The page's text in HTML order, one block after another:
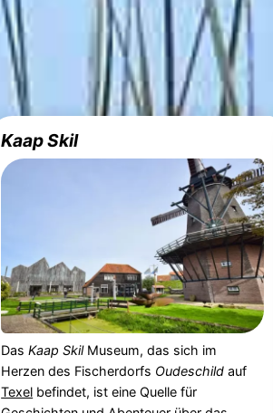
Kaap Skil
DasKaap SkilMuseum, das sich im
Herzen des Fischerdorfs Oudeschild auf
Texel befindet, ist eine Quelle für